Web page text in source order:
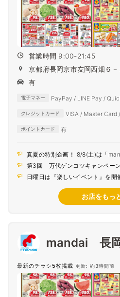
営業時間 9:00-21:45
京都府長岡京市友岡西畑６－
有
電子マネー
PayPay / LINE Pay /
クレジットカード
VISA / Master Card
ポイントカード 有
真夏の特別企画！ 8/8(土)は「
くとポイント5倍！
第3回 万代ゲンコツキャンペーン
日曜日は『楽しいイベント』を開
お店をもっ
mandai 長
最新のチラシ5枚掲載 更新: 約3時間前